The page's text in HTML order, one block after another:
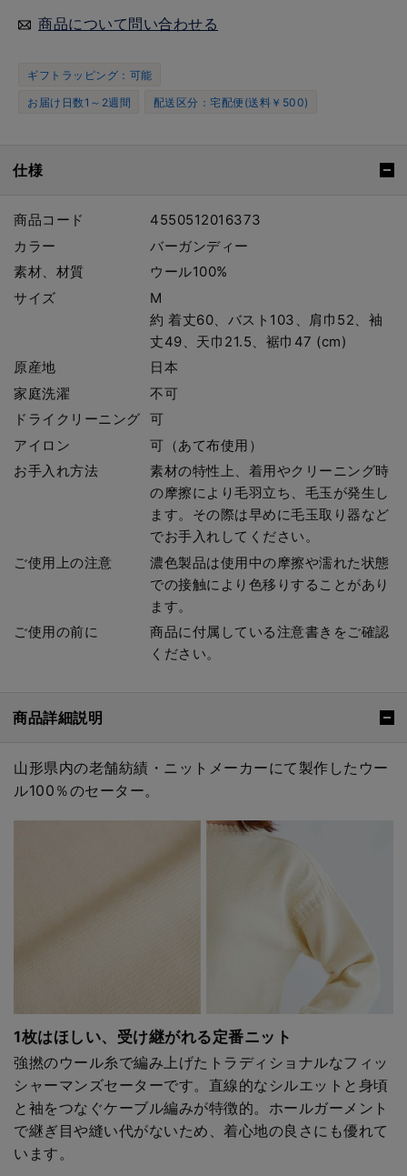
商品について問い合わせる
ギフトラッピング：可能
お届け日数1～2週間
配送区分：宅配便(送料￥500)
仕様
商品コード
4550512016373
カラー
バーガンディー
素材、材質
ウール100%
サイズ
M
約 着丈60、バスト103、肩巾52、袖
丈49、天巾21.5、裾巾47 (cm)
原産地
日本
家庭洗濯
不可
ドライクリーニング
可
アイロン
可（あて布使用）
お手入れ方法
素材の特性上、着用やクリーニング時
の摩擦により毛羽立ち、毛玉が発生し
ます。その際は早めに毛玉取り器など
でお手入れしてください。
ご使用上の注意
濃色製品は使用中の摩擦や濡れた状態
での接触により色移りすることがあり
ます。
ご使用の前に
商品に付属している注意書きをご確認
ください。
商品詳細説明
山形県内の老舗紡績・ニットメーカーにて製作したウー
ル100％のセーター。
1枚はほしい、受け継がれる定番ニット
強撚のウール糸で編み上げたトラディショナルなフィッ
シャーマンズセーターです。直線的なシルエットと身頃
と袖をつなぐケーブル編みが特徴的。ホールガーメント
で継ぎ目や縫い代がないため、着心地の良さにも優れて
います。